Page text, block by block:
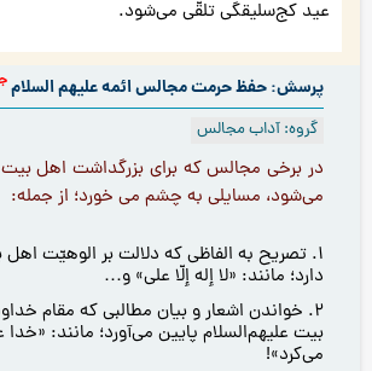
عید کج‌سلیقگی تلقّی می‌شود.
پرسش: حفظ حرمت مجالس ائمه علیهم السلام
گروه: آداب مجالس
در برخی مجالس كه برای بزرگداشت اهل بيت
می‌شود، مسايلی به چشم مي خورد؛ از جمله:
١. تصريح به الفاظی كه دلالت بر الوهيّت اهل
دارد؛ مانند: «لا إله إلّا علی» و…
٢. خواندن اشعار و بيان مطالبی كه مقام
بيت عليهم‌السلام پايين می‌آورد؛ مانند:
می‌كرد»!